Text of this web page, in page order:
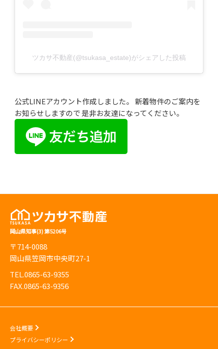
ツカサ不動産(@tsukasa_estate)がシェアした投稿
公式LINEアカウント作成しました。 新着物件のご案内を
お知らせしますので 是非お友達になってください。
岡山県知事(3) 第5206号
〒714-0088
岡山県笠岡市中央町27-1
TEL.0865-63-9355
FAX.0865-63-9356
会社概要
プライバシーポリシー